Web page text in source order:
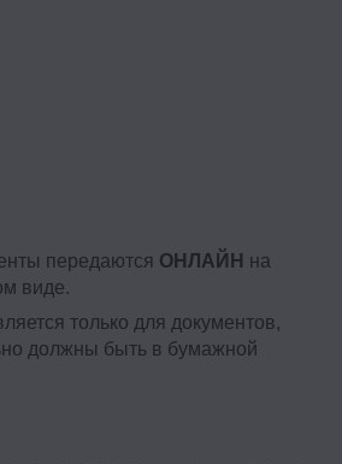
передаются ОНЛАЙН на
виде.
только для документов,
должны быть в бумажной